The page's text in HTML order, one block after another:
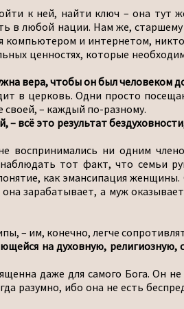
к ней, найти ключ – она тут
в любой нации. Нам же,
и интернетом,
ценностях, которые
вера, чтобы он был человеком
в церковь. Одни просто
своей, – каждый по-разному.
всё это результат
ни одним
тот факт, что семьи
как эмансипация
зарабатывает, а муж
– им, конечно, легче
на духовную, религиозную,
даже для самого Бога. Он
разумно, ибо она не есть